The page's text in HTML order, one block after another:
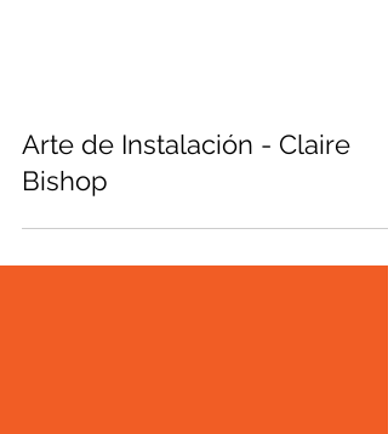
Arte de Instalación - Claire
Bishop